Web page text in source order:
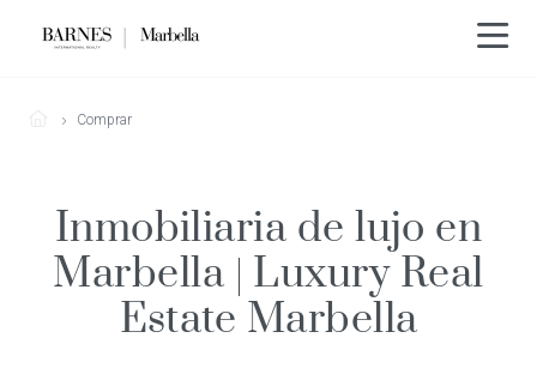
Comprar
Inmobiliaria de lujo en
Marbella | Luxury Real
Estate Marbella